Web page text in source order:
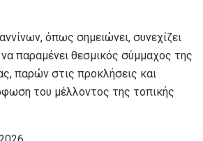
όπως σημειώνει, συνεχίζει
παραμένει θεσμικός σύμμαχος της
παρών στις προκλήσεις και
του μέλλοντος της τοπικής